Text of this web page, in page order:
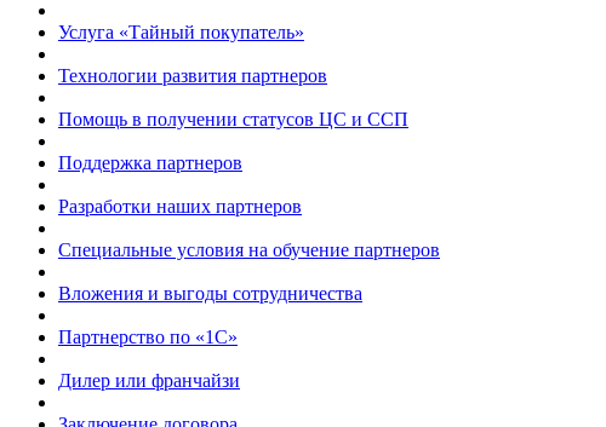
Услуга «Тайный покупатель»
Технологии развития партнеров
Помощь в получении статусов ЦС и ССП
Поддержка партнеров
Разработки наших партнеров
Специальные условия на обучение партнеров
Вложения и выгоды сотрудничества
Партнерство по «1С»
Дилер или франчайзи